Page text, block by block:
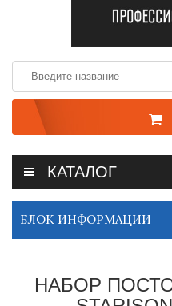
КАТАЛОГ
БЛОК ИНФОРМАЦИИ
НАБОР